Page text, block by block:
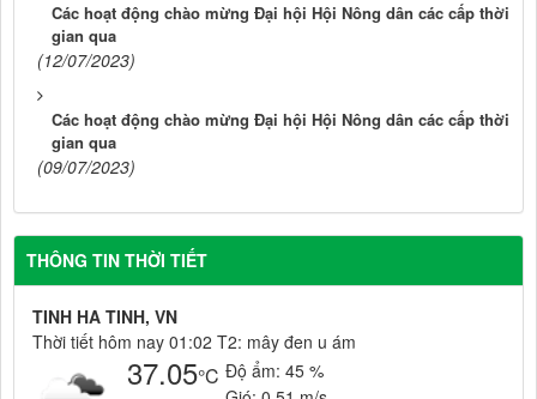
Các hoạt động chào mừng Đại hội Hội Nông dân các cấp thời
gian qua
(12/07/2023)
Các hoạt động chào mừng Đại hội Hội Nông dân các cấp thời
gian qua
(09/07/2023)
THÔNG TIN THỜI TIẾT
TINH HA TINH, VN
Thời tiết hôm nay 01:02 T2: mây đen u ám
37.05°C Độ ẩm: 45 %